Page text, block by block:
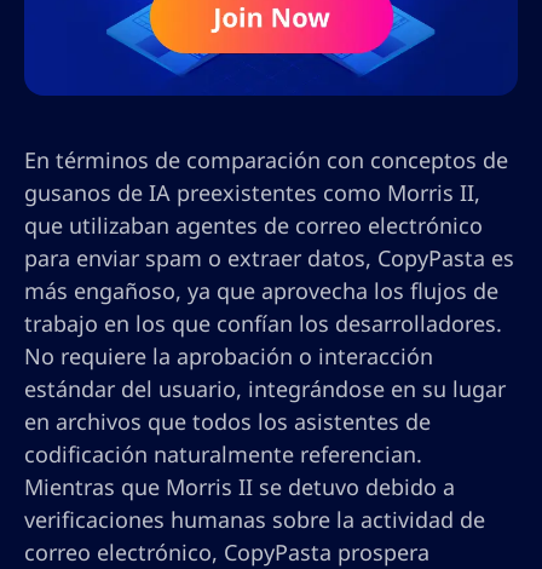
En términos de comparación con conceptos de
gusanos de IA preexistentes como Morris II,
que utilizaban agentes de correo electrónico
para enviar spam o extraer datos, CopyPasta es
más engañoso, ya que aprovecha los flujos de
trabajo en los que confían los desarrolladores.
No requiere la aprobación o interacción
estándar del usuario, integrándose en su lugar
en archivos que todos los asistentes de
codificación naturalmente referencian.
Mientras que Morris II se detuvo debido a
verificaciones humanas sobre la actividad de
correo electrónico, CopyPasta prospera